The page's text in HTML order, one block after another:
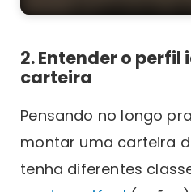
2. Entender o perfil
carteira
Pensando no longo
montar uma carteira
tenha diferentes